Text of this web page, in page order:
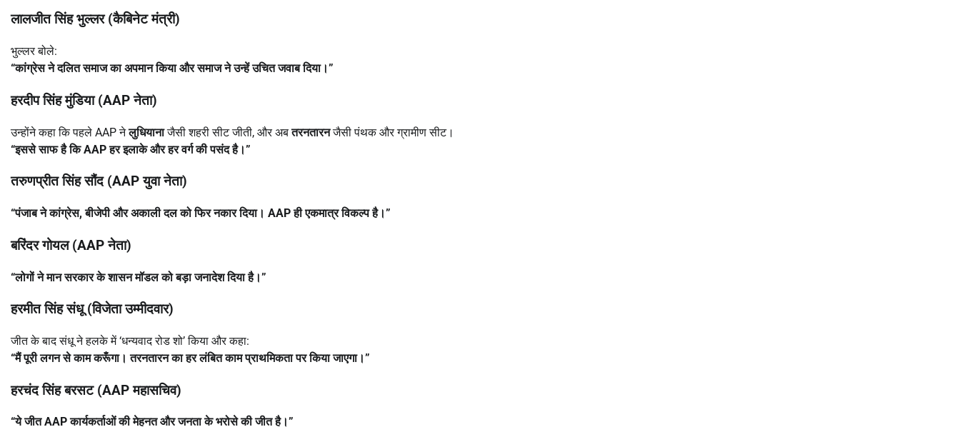
लालजीत सिंह भुल्लर (कैबिनेट मंत्री)
भुल्लर बोले:
“कांग्रेस ने दलित समाज का अपमान किया और समाज ने उन्हें उचित जवाब दिया।”
हरदीप सिंह मुंडिया (AAPनेता)
उन्होंने कहा कि पहले AAP नेलुधियानाजैसी शहरी सीट जीती, और अबतरनतारनजैसी पंथक और ग्रामीण सीट।
“इससे साफ है किAAPहर इलाके और हर वर्ग की पसंद है।”
तरुणप्रीत सिंह सौंद (AAPयुवा नेता)
“पंजाब ने कांग्रेस,बीजेपी और अकाली दल को फिर नकार दिया। AAPही एकमात्र विकल्प है।”
बरिंदर गोयल (AAPनेता)
“लोगों ने मान सरकार के शासन मॉडल को बड़ा जनादेश दिया है।”
हरमीत सिंह संधू (विजेता उम्मीदवार)
जीत के बाद संधू ने हलके में ‘धन्यवाद रोड शो’ किया और कहा:
“मैं पूरी लगन से काम करूँगा। तरनतारन का हर लंबित काम प्राथमिकता पर किया जाएगा।”
हरचंद सिंह बरसट (AAPमहासचिव)
“ये जीतAAPकार्यकर्ताओं की मेहनत और जनता के भरोसे की जीत है।”